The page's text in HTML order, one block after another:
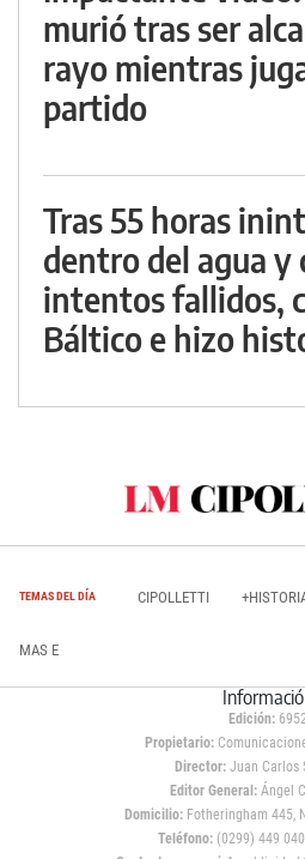
murió tras ser
rayo mientras
partido
Tras 55 horas
dentro del agua y
intentos fallidos,
Báltico e hizo
TEMAS DEL DÍA CIPOLLETTI
MAS E
Edición:
Propietario:
Director: Juan Carlos
Editor General:Ángel
Domicilio:Fotheringham 445,
Teléfono: (0299) 449